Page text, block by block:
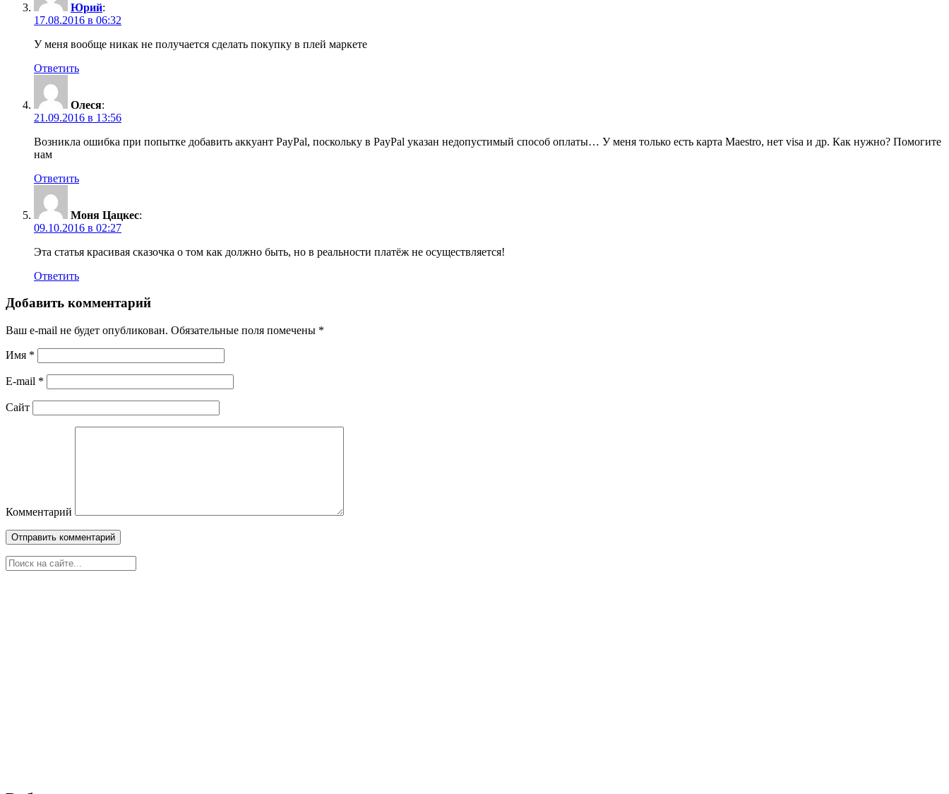
Юрий:
17.08.2016 в 06:32
У меня вообще никак не получается сделать покупку в плей маркете
Ответить
Олеся:
21.09.2016 в 13:56
Возникла ошибка при попытке добавить аккуант PayPal, поскольку в PayPal указан недопустимый способ оплаты… У меня только есть карта Maestro, нет visa и др. Как нужно? Помогите
нам
Ответить
Моня Цацкес:
09.10.2016 в 02:27
Эта статья красивая сказочка о том как должно быть, но в реальности платёж не осуществляется!
Ответить
Добавить комментарий
Ваш e-mail не будет опубликован. Обязательные поля помечены *
Имя *
E-mail *
Сайт
Комментарий